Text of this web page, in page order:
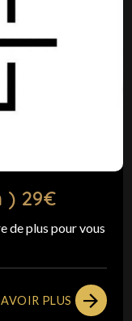
) 29€
de plus pour vous
PLUS